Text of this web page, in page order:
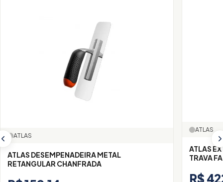
ATLAS
ATLAS DESEMPENADEIRA METAL
RETANGULAR CHANFRADA
ATLAS
ATLAS
TRAVA
R$